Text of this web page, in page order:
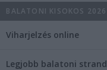
BALATONI KISOKOS 2026
Viharjelzés online
Legjobb balatoni